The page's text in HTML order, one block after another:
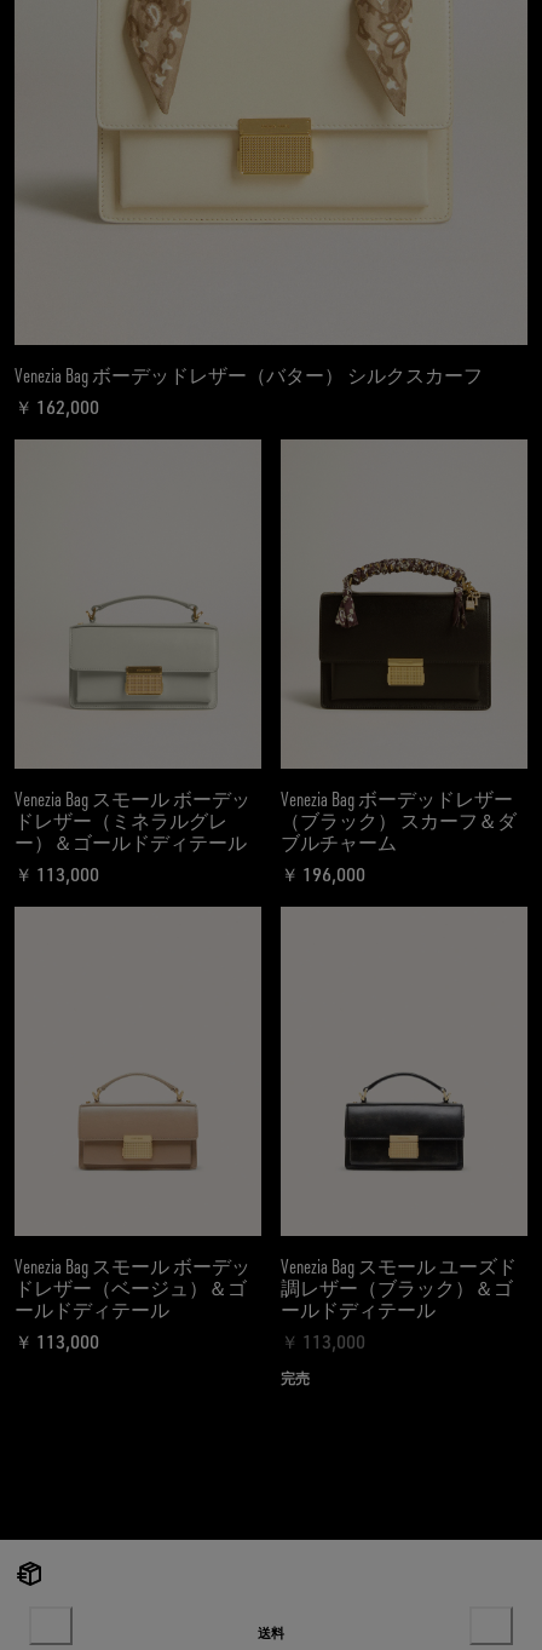
Venezia Bag ボーデッドレザー（バター） シルクスカーフ
￥ 162,000
現在の価格 ￥ 162,000
Venezia Bag スモール ボーデッ
ドレザー（ミネラルグレ
ー）＆ゴールドディテール
￥ 113,000
現在の価格 ￥ 113,000
Venezia Bag ボーデッドレザー
（ブラック） スカーフ＆ダ
ブルチャーム
￥ 196,000
現在の価格 ￥ 196,000
Venezia Bag スモール ボーデッ
ドレザー（ベージュ）＆ゴ
ールドディテール
￥ 113,000
現在の価格 ￥ 113,000
Venezia Bag スモール ユーズド
調レザー（ブラック）＆ゴ
ールドディテール
￥ 113,000
現在の価格 ￥ 113,000
完売
送料